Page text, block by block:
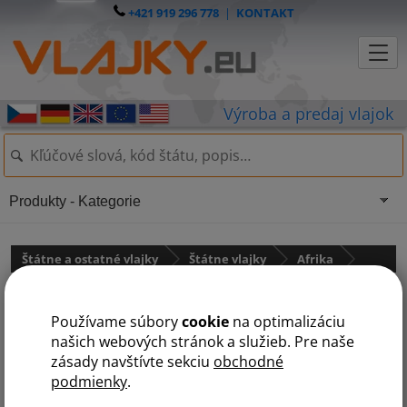
Používame súborycookie na optimalizáciu
našich webových stránok a služieb. Pre naše
zásady navštívte sekciu obchodné
podmienky.
+421 919 296 778| KONTAKT
Štátne a ostatné vlajky Štátne vlajky Afrika
Produkty - Kategorie